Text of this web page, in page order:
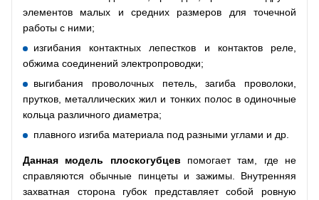
элементов малых и средних размеров для точечной
работы с ними;
изгибания контактных лепестков и контактов реле,
обжима соединений электропроводки;
выгибания проволочных петель, загиба проволоки,
прутков, металлических жил и тонких полос в одиночные
кольца различного диаметра;
плавного изгиба материала под разными углами и др.
Данная модель плоскогубцев помогает там, где не
справляются обычные пинцеты и зажимы. Внутренняя
захватная сторона губок представляет собой ровную